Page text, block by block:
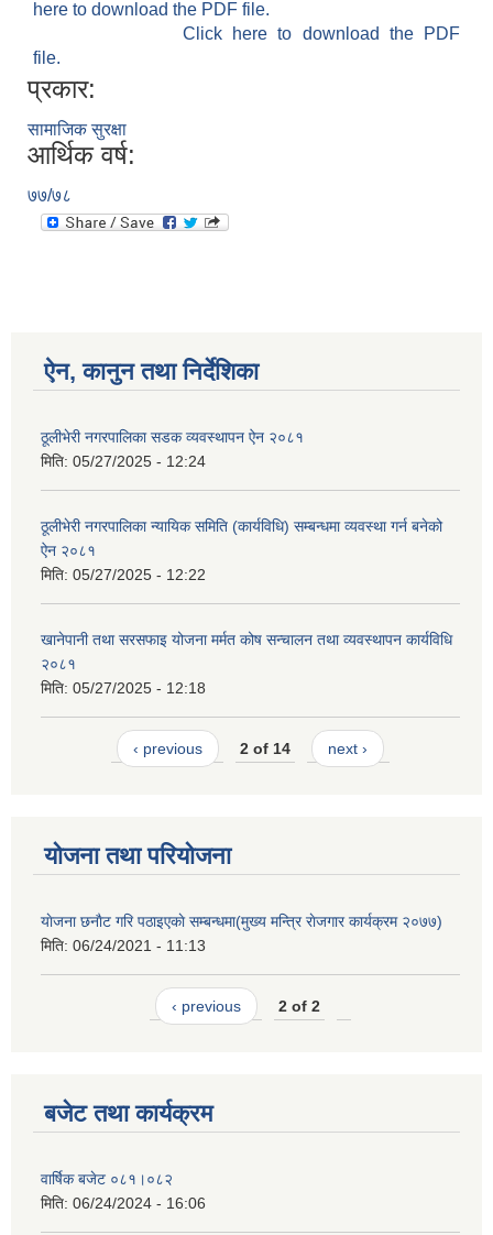
here to download the PDF file.
Click here to download the PDF
file.
प्रकार:
सामाजिक सुरक्षा
आर्थिक वर्ष:
७७/७८
ऐन, कानुन तथा निर्देशिका
ठूलीभेरी नगरपालिका सडक व्यवस्थापन ऐन २०८१
मिति: 05/27/2025 - 12:24
ठूलीभेरी नगरपालिका न्यायिक समिति (कार्यविधि) सम्बन्धमा व्यवस्था गर्न बनेको
ऐन २०८१
मिति: 05/27/2025 - 12:22
खानेपानी तथा सरसफाइ योजना मर्मत कोष सन्चालन तथा व्यवस्थापन कार्यविधि
२०८१
मिति: 05/27/2025 - 12:18
‹ previous 2 of 14 next ›
योजना तथा परियोजना
याेजना छनाैट गरि पठाइएकाे सम्बन्धमा(मुख्य मन्त्रि राेजगार कार्यक्रम २०७७)
मिति: 06/24/2021 - 11:13
‹ previous 2 of 2
बजेट तथा कार्यक्रम
वार्षिक बजेट ०८१।०८२
मिति: 06/24/2024 - 16:06